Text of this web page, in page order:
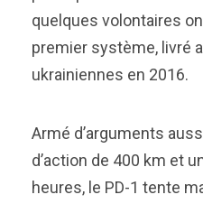
quelques volontaires
premier système, livré
ukrainiennes en 2016.
Armé d’arguments
d’action de 400 km et
heures, le PD-1 tente